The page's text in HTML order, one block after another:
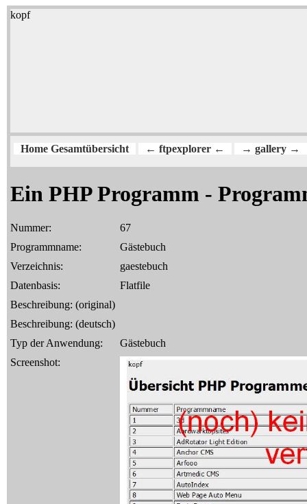
kopf
Home Gesamtübersicht ← ftpexplorer ← → gallery →
Ein PHP Programm -
Nummer:
67
Programmname:
Gästebuch
Verzeichnis:
gaestebuch
Datenbasis:
Flatfile
Beschreibung: (original)
Beschreibung: (deutsch)
Typ der Anwendung:
Gästebuch
Screenshot: